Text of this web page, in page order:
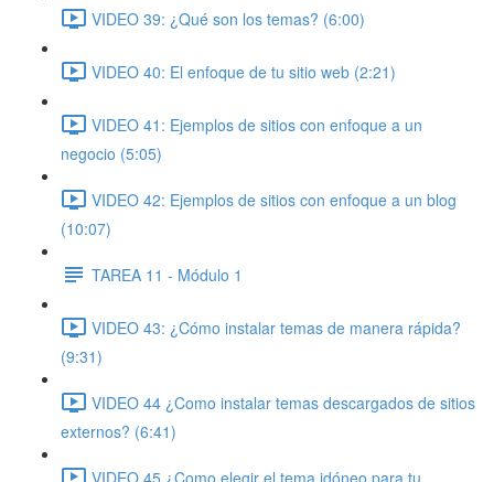
VIDEO 39: ¿Qué son los temas? (6:00)
VIDEO 40: El enfoque de tu sitio web (2:21)
VIDEO 41: Ejemplos de sitios con enfoque a un
negocio (5:05)
VIDEO 42: Ejemplos de sitios con enfoque a un blog
(10:07)
TAREA 11 - Módulo 1
VIDEO 43: ¿Cómo instalar temas de manera rápida?
(9:31)
VIDEO 44 ¿Como instalar temas descargados de sitios
externos? (6:41)
VIDEO 45 ¿Como elegir el tema idóneo para tu